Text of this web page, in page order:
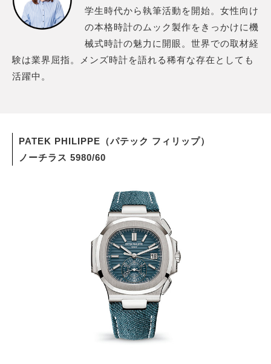
学生時代から執筆活動を開始。女性向け
の本格時計のムック製作をきっかけに機
械式時計の魅力に開眼。世界での取材経
験は業界屈指。メンズ時計を語れる稀有な存在としても
活躍中。
PATEK PHILIPPE（パテック フィリップ）
ノーチラス 5980/60